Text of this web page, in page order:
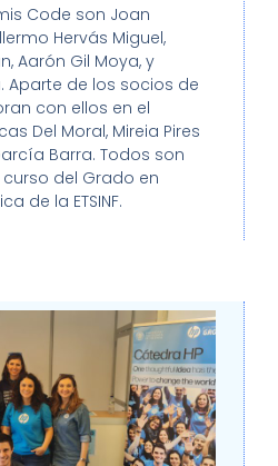
Code son Joan
Hervás Miguel,
Aarón Gil Moya, y
Aparte de los socios de
con ellos en el
Del Moral, Mireia Pires
Barra. Todos son
del Grado en
de la ETSINF.